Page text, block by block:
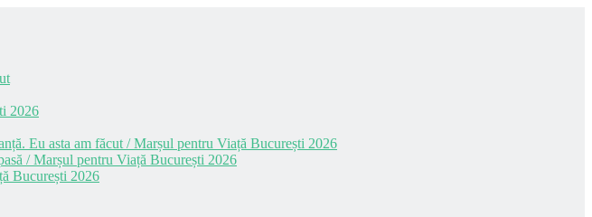
2026
Eu asta am făcut / Marșul pentru Viață București 2026
/ Marșul pentru Viață București 2026
București 2026